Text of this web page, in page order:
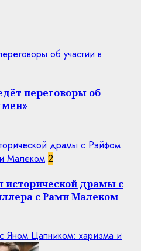
об участии в
переговоры об
драмы с Рэйфом
Малеком 2
исторической драмы с
с Рами Малеком
Яном Цапником: харизма и